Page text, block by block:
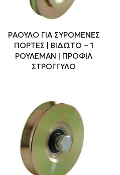
ΡΑΟΥΛΟ ΓΙΑ ΣΥΡΟΜΕΝΕΣ
ΠΟΡΤΕΣ | ΒΙΔΩΤΟ – 1
ΡΟΥΛΕΜΑΝ | ΠΡΟΦΙΛ
ΣΤΡΟΓΓΥΛΟ